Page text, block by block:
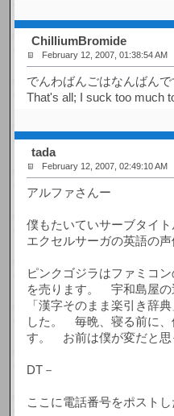
ChilliumBromide
February 12, 2007, 01:38:54 AM
でんわばんごはなんばんで
That's all; I suck too much
tada
February 12, 2007, 02:49:10 AM
アルファさんー
僕もたいていサーブタイ
エクセルサーガの英語の声
ピンクゴジラはファミコ
を売ります。 宇和島屋
「漢字そのまま楽引き辞
した。 毎晩、寝る前に
す。 お前は僕が変だと思
DT－
ここに電話番号をポストし